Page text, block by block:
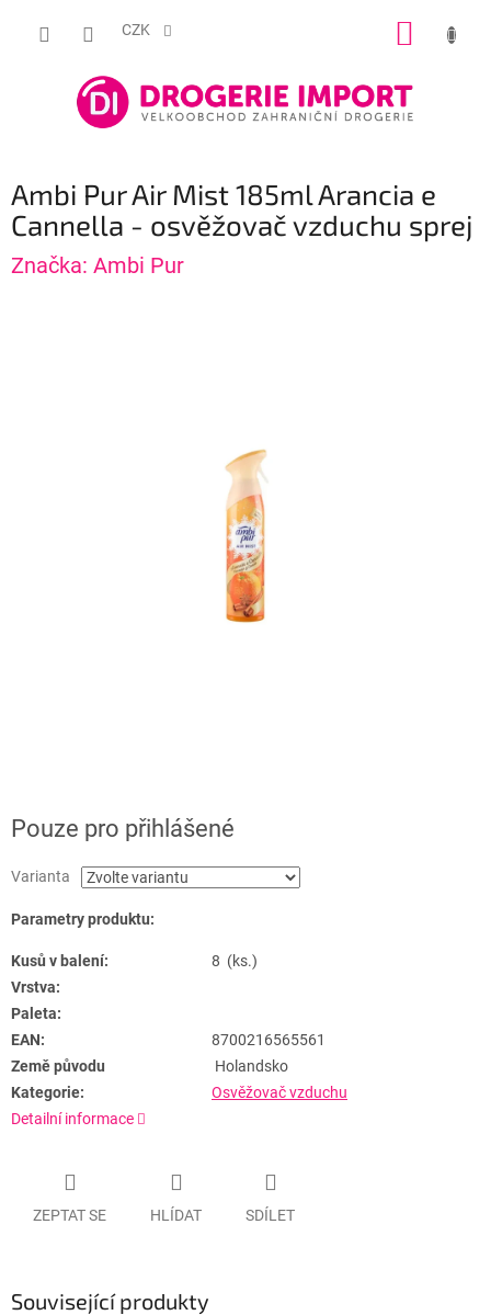
CZK
Ambi Pur Air Mist 185ml Arancia e
Cannella - osvěžovač vzduchu sprej
Značka: Ambi Pur
Pouze pro přihlášené
Varianta
Parametry produktu:
Kusů v balení:
8 (ks.)
Vrstva:
Paleta:
EAN:
8700216565561
Země původu
Holandsko
Kategorie:
Osvěžovač vzduchu
Detailní informace
ZEPTAT SE HLÍDAT SDÍLET
Související produkty